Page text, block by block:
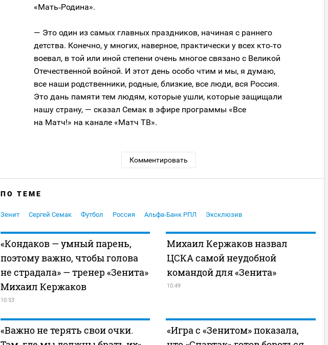
«Мать‑Родина».
— Это один из самых главных праздников, начиная с раннего
детства. Конечно, у многих, наверное, практически у всех кто‑то
воевал, в той или иной степени очень многое связано с Великой
Отечественной войной. И этот день особо чтим и мы, я думаю,
все наши родственники, родные, близкие, все люди, вся Россия.
Это дань памяти тем людям, которые ушли, которые защищали
нашу страну, — сказал Семак в эфире программы «Все
на Матч!» на канале «Матч ТВ».
Комментировать
ПО ТЕМЕ
Зенит Сергей Семак Футбол Россия Альфа-Банк РПЛ Эксклюзив
«Кондаков — умный парень,
поэтому важно, чтобы голова
не страдала» — тренер «Зенита»
Михаил Кержаков
10:53
Михаил Кержаков назвал
ЦСКА самой неудобной
командой для «Зенита»
10:49
«Важно не терять свои очки.
«Игра с «Зенитом» показала,